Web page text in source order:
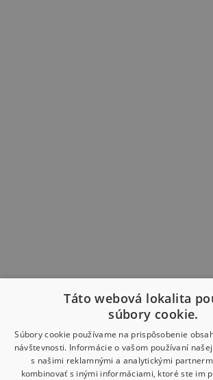
Táto webová lokalita
súbory cookie.
Súbory cookie používame na prispôsobenie
návštevnosti. Informácie o vašom používaní
s našimi reklamnými a analytickými
kombinovať s inými informáciami, ktoré ste im